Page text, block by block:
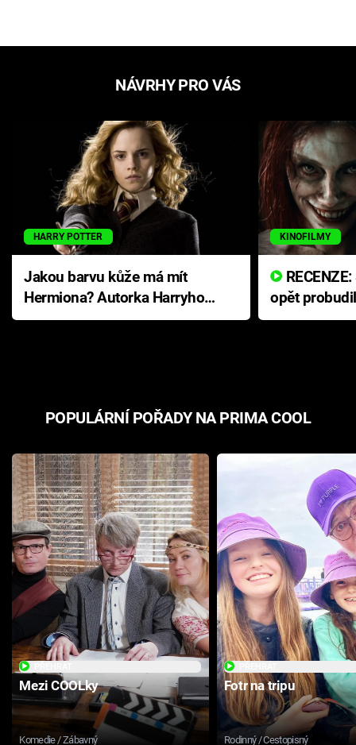
NÁVRHY PRO VÁS
HARRY POTTER
Jakou barvu kůže má mít
Hermiona? Autorka Harryho
Pottera přišla s ráznou
KINOFILMY
opět
přichází s
POPULÁRNÍ POŘADY NA PRIMA COOL
Mezi COOLky
Komedie / Zábavný
Fotr na tripu
Rodinný / Cestopisný